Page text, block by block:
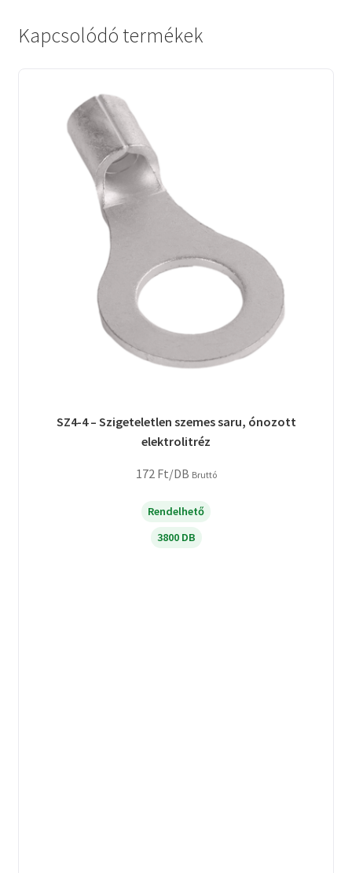
Kapcsolódó termékek
SZ4-4 – Szigeteletlen szemes saru, ónozott
elektrolitréz
172 Ft/DB Bruttó
Rendelhető
3800 DB